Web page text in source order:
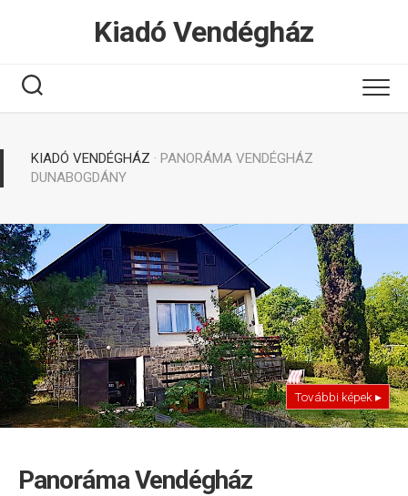
Kiadó Vendégház
KIADÓ VENDÉGHÁZ · PANORÁMA VENDÉGHÁZ
DUNABOGDÁNY
További képek ▸
Panoráma Vendégház